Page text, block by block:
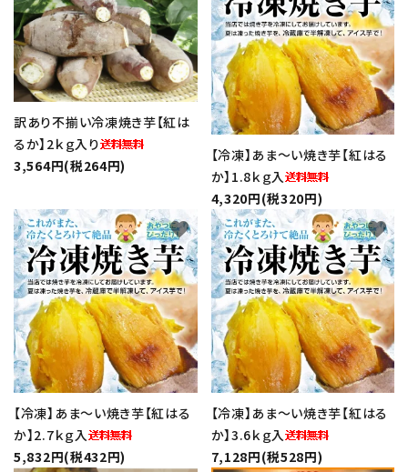
訳あり不揃い冷凍焼き芋【紅は
るか】2ｋｇ入り
3,564円(税264円)
【冷凍】あま～い焼き芋【紅はる
か】1.8ｋｇ入
4,320円(税320円)
【冷凍】あま～い焼き芋【紅はる
か】2.7ｋｇ入
5,832円(税432円)
favorite
【冷凍】あま～い焼き芋【紅はる
か】3.6ｋｇ入
7,128円(税528円)
favorite